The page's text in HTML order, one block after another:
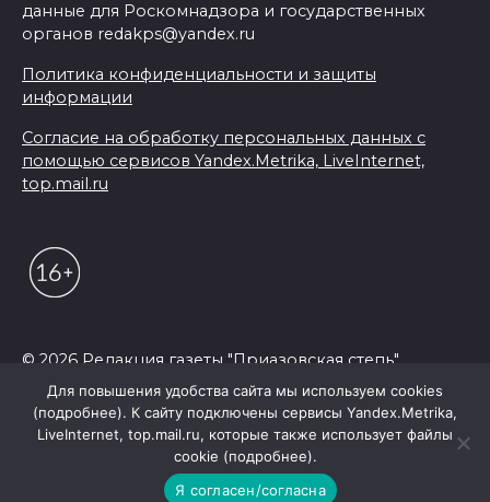
данные для Роскомнадзора и государственных
органов redakps@yandex.ru
Политика конфиденциальности и защиты
информации
Согласие на обработку персональных данных с
помощью сервисов Yandex.Metrika, LiveInternet,
top.mail.ru
© 2026 Редакция газеты "Приазовская степь"
Для повышения удобства сайта мы используем cookies
(подробнее). К сайту подключены сервисы Yandex.Metrika,
LiveInternet, top.mail.ru, которые также использует файлы
cookie (подробнее).
Я согласен/согласна